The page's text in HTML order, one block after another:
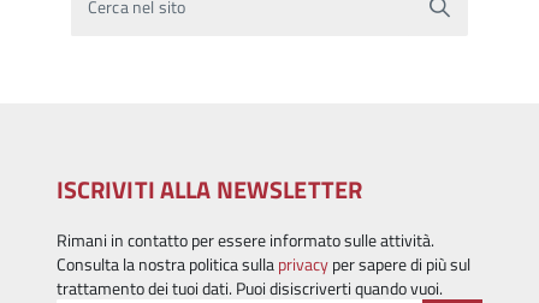
Cerca nel sito
ISCRIVITI ALLA NEWSLETTER
Rimani in contatto per essere informato sulle attività.
Consulta la nostra politica sullaprivacyper sapere di più sul
trattamento dei tuoi dati. Puoi disiscriverti quando vuoi.